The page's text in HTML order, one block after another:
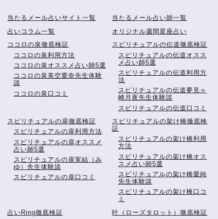
当たるメール占いサイト一覧
当たるメール占い師一覧
占いコラム一覧
オリジナル週間星座占い
ココロの泉徹底検証
ココロの泉利用方法
ココロの泉オススメ占い師5選
ココロの泉美空愛奈先生体験
談
ココロの泉口コミ
スピリチュアルの伝道徹底検証
スピリチュアルの伝道オスス
メ占い師5選
スピリチュアルの伝道利用方
法
スピリチュアルの伝道夢見ヶ
崎月夜先生体験談
スピリチュアルの伝道口コミ
スピリチュアルの扉徹底検証
スピリチュアルの扉利用方法
スピリチュアルの扉オススメ
占い師5選
スピリチュアルの扉実結（み
ゆ）先生体験談
スピリチュアルの扉口コミ
スピリチュアルの架け橋徹底検
証
スピリチュアルの架け橋利用
方法
スピリチュアルの架け橋オス
スメ占い師5選
スピリチュアルの架け橋愛純
先生体験談
スピリチュアルの架け橋口コ
ミ
占いRing徹底検証
叶（ローズタロット）徹底検証